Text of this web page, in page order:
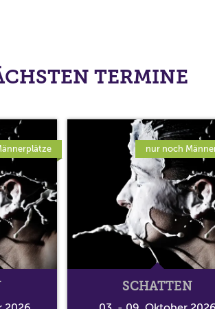
TERMINE
nur noch
SCHATTEN